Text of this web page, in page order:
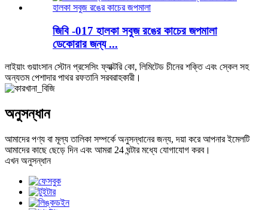
জিবি -017 হালকা সবুজ রঙের কাচের জপমালা
ডেকোরার জন্য ...
লাইয়াং গুয়াংসান স্টোন প্রসেসিং ফ্যাক্টরি কো, লিমিটেড চীনের শক্তি এবং স্কেল সহ
অন্যতম পেশাদার পাথর রফতানি সরবরাহকারী।
অনুসন্ধান
আমাদের পণ্য বা মূল্য তালিকা সম্পর্কে অনুসন্ধানের জন্য, দয়া করে আপনার ইমেলটি
আমাদের কাছে ছেড়ে দিন এবং আমরা 24 ঘন্টার মধ্যে যোগাযোগ করব।
এখন অনুসন্ধান